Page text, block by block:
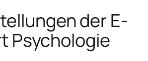
der E-
Psychologie